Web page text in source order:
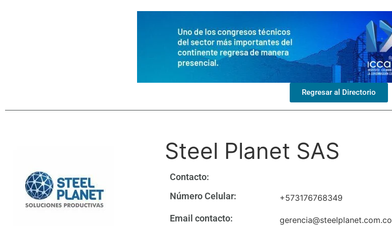
Regresar al Directorio
Steel Planet SAS
Contacto:
Número Celular:
+573176768349
Email contacto: gerencia@steelplanet.com.co